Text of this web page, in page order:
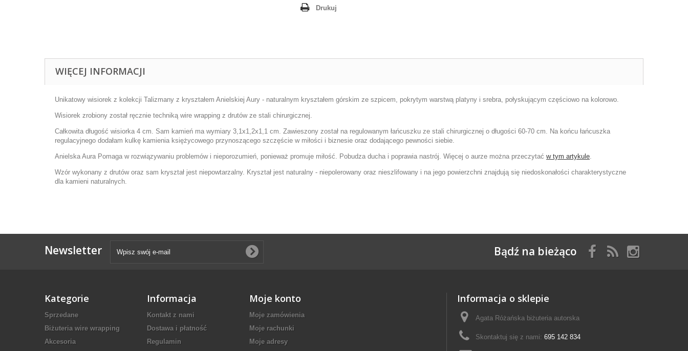
Drukuj
WIĘCEJ INFORMACJI
Unikatowy wisiorek z kolekcji Talizmany z kryształem Anielskiej Aury - naturalnym kryształem górskim ze szpicem, pokrytym warstwą platyny i srebra, połyskującym częściowo na kolorowo.
Wisiorek zrobiony został ręcznie techniką wire wrapping z drutów ze stali chirurgicznej.
Całkowita długość wisiorka 4 cm. Sam kamień ma wymiary 3,1x1,2x1,1 cm. Zawieszony został na regulowanym łańcuszku ze stali chirurgicznej o długości 60-70 cm. Na końcu łańcuszka
regulacyjnego dodałam kulkę kamienia księżycowego przynoszącego szczęście w miłości i biznesie oraz dodającego pewności siebie.
Anielska Aura Pomaga w rozwiązywaniu problemów i nieporozumień, ponieważ promuje miłość. Pobudza ducha i poprawia nastrój. Więcej o aurze można przeczytać w tym artykule
Wzór wykonany z drutów oraz sam kryształ jest niepowtarzalny. Kryształ jest naturalny - niepolerowany oraz nieszlifowany i na jego powierzchni znajdują się niedoskonałości charakterystyczne
dla kamieni naturalnych.
Newsletter Bądź na bieżąco
Kategorie
Sprzedane
Biżuteria wire wrapping
Akcesoria
Informacja
Kontakt z nami
Dostawa i płatność
Regulamin
Moje konto
Moje zamówienia
Moje rachunki
Moje adresy
Informacja o sklepie
Agata Różańska biżuteria autorska
Skontaktuj się z nami: 695 142 834